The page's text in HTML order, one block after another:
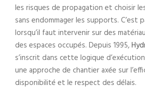
les risques de propagation et choisir
sans endommager les supports. C’est
lorsqu’il faut intervenir sur des
des espaces occupés. Depuis 1995,
s’inscrit dans cette logique
une approche de chantier axée sur
disponibilité et le respect des délais.